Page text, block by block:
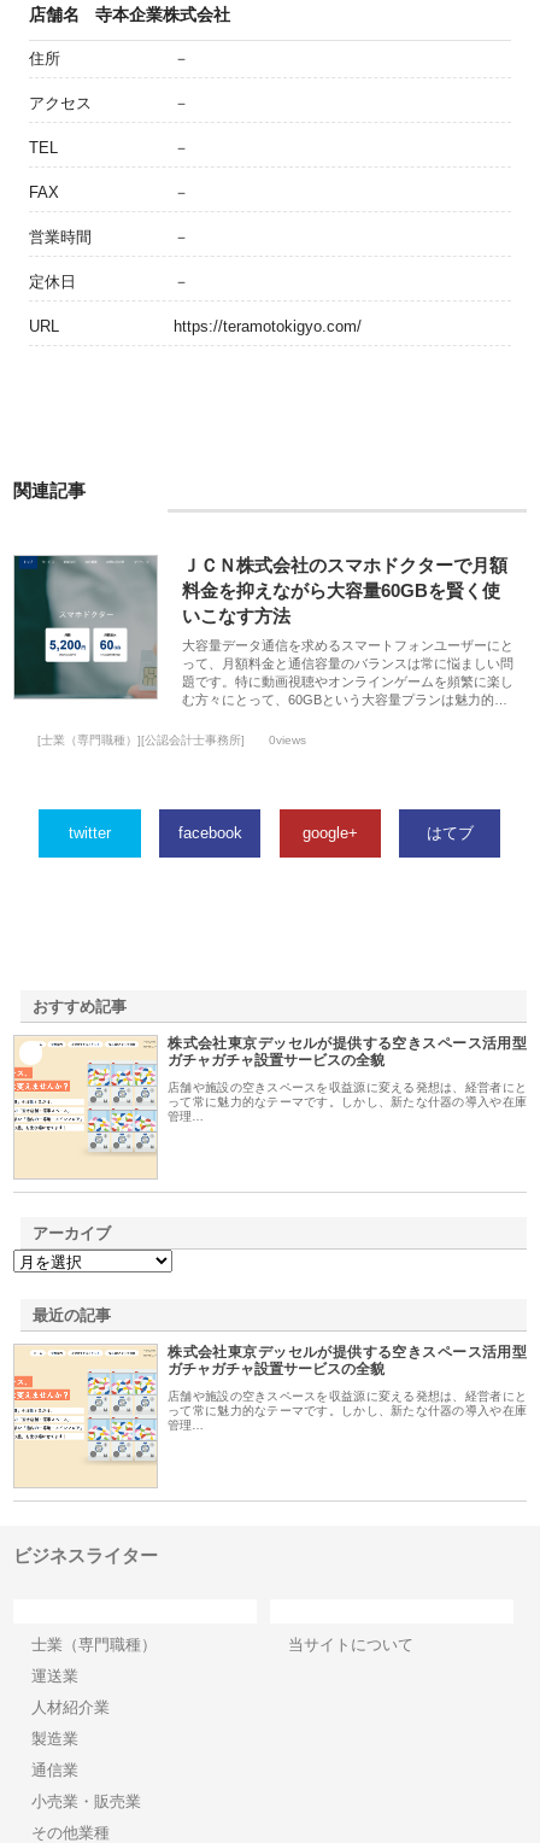
店舗名 寺本企業株式会社
住所 －
アクセス －
TEL －
FAX －
営業時間 －
定休日 －
URL https://teramotokigyo.com/
関連記事
ＪＣＮ株式会社のスマホドクターで月額
料金を抑えながら大容量60GBを賢く使
いこなす方法
大容量データ通信を求めるスマートフォンユーザーにと
って、月額料金と通信容量のバランスは常に悩ましい問
題です。特に動画視聴やオンラインゲームを頻繁に楽し
む方々にとって、60GBという大容量プランは魅力的…
[士業（専門職種）][公認会計士事務所] 0views
twitter facebook google+ はてブ
おすすめ記事
株式会社東京デッセルが提供する空きスペース活用型
ガチャガチャ設置サービスの全貌
店舗や施設の空きスペースを収益源に変える発想は、経営者にと
って常に魅力的なテーマです。しかし、新たな什器の導入や在庫
管理…
アーカイブ
最近の記事
株式会社東京デッセルが提供する空きスペース活用型
ガチャガチャ設置サービスの全貌
店舗や施設の空きスペースを収益源に変える発想は、経営者にと
って常に魅力的なテーマです。しかし、新たな什器の導入や在庫
管理…
ビジネスライター
士業（専門職種）
運送業
人材紹介業
製造業
通信業
小売業・販売業
その他業種
当サイトについて